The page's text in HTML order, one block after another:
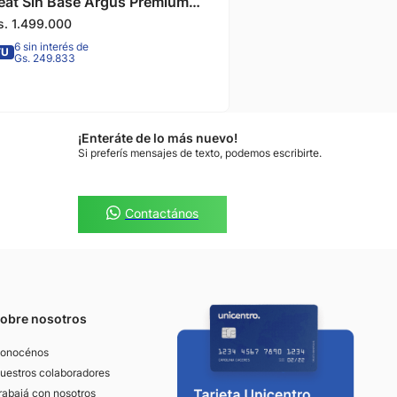
1.499.000
6 sin interés de
Gs. 249.833
¡Enteráte de lo más nuevo!
Si preferís mensajes de texto, podemos escribirte.
Contactános
nosotros
colaboradores
con nosotros